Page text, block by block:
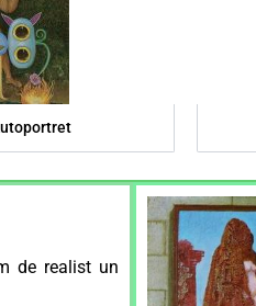
de realist un